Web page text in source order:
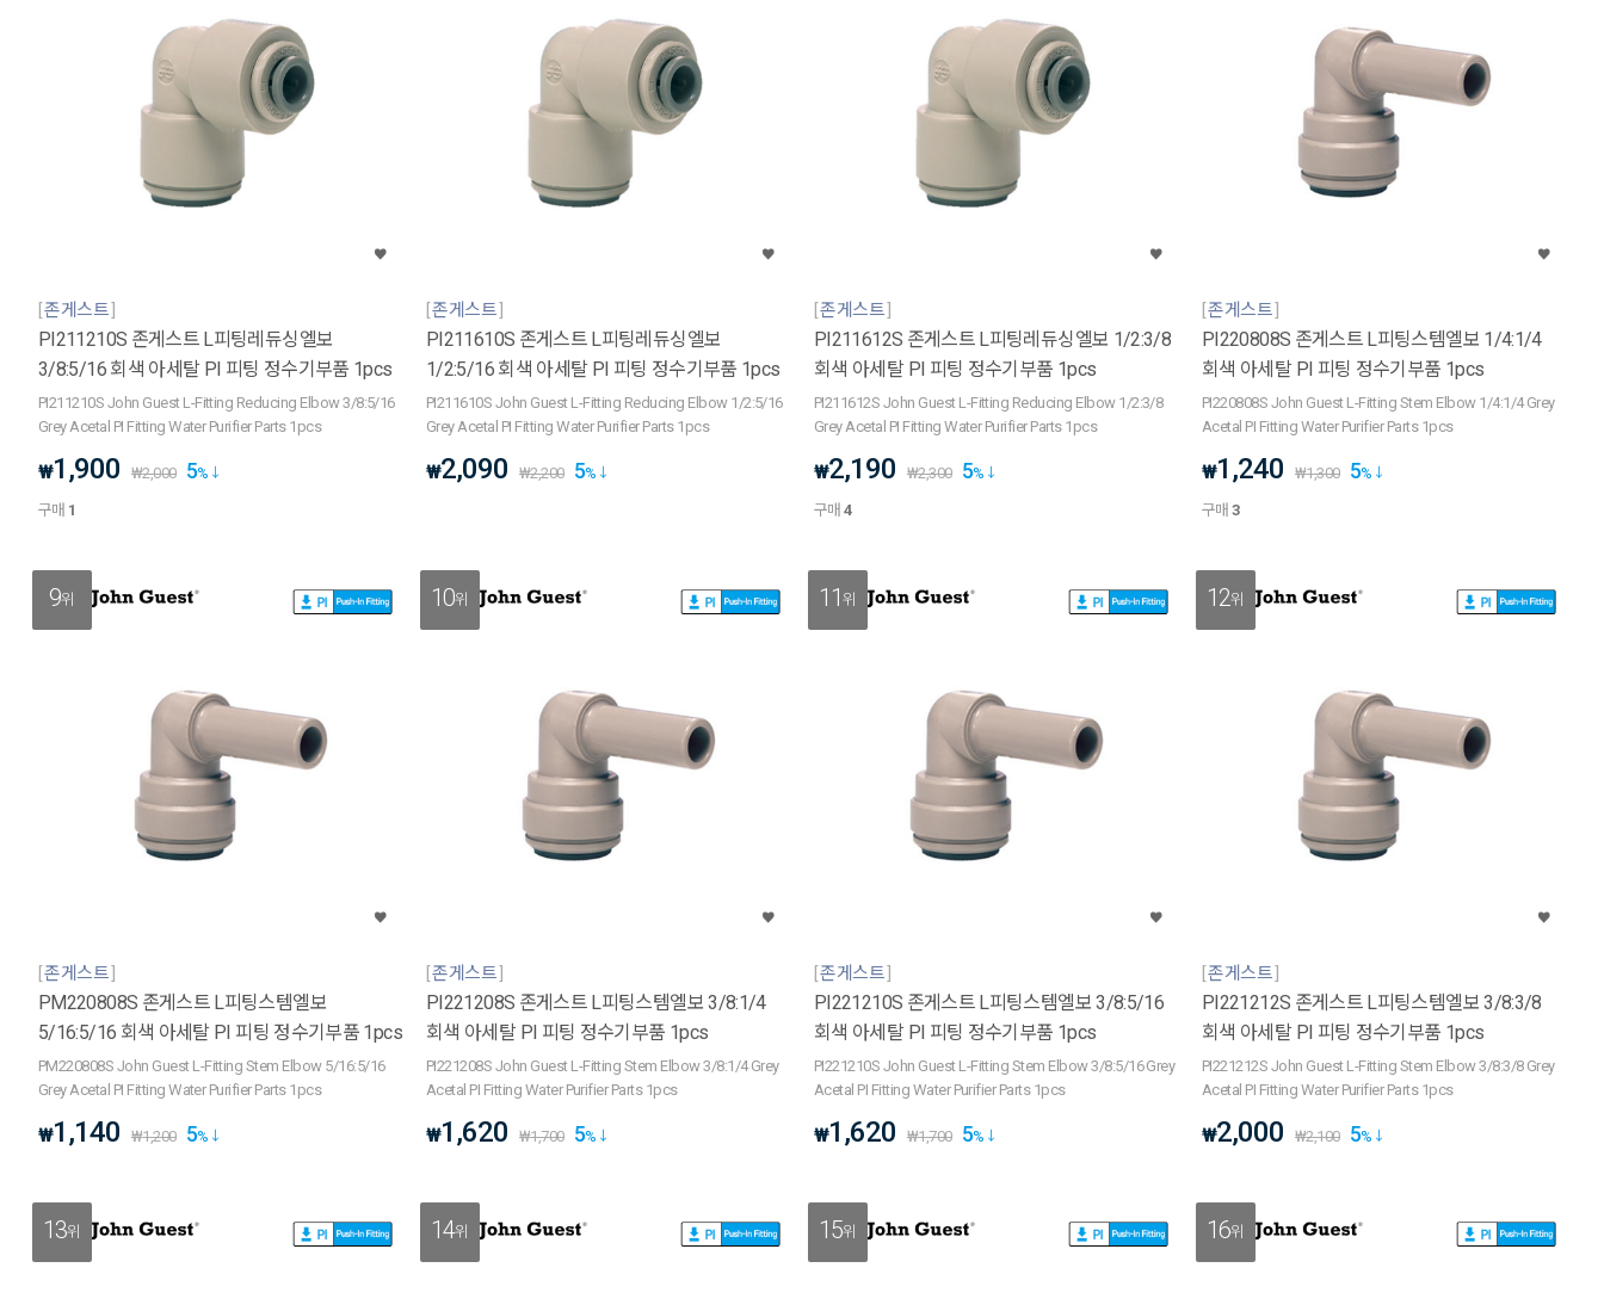
존게스트
PI211210S 존게스트 L피팅레듀싱엘보
3/8:5/16 회색 아세탈 PI 피팅 정수기부품 1pcs
PI211210S John Guest L-Fitting Reducing Elbow 3/8:5/16
Grey Acetal PI Fitting Water Purifier Parts 1pcs
₩1,900 ₩2,000 5%
구매 1
존게스트
PI211610S 존게스트 L피팅레듀싱엘보
1/2:5/16 회색 아세탈 PI 피팅 정수기부품 1pcs
PI211610S John Guest L-Fitting Reducing Elbow 1/2:5/16
Grey Acetal PI Fitting Water Purifier Parts 1pcs
₩2,090 ₩2,200 5%
존게스트
PI211612S 존게스트 L피팅레듀싱엘보 1/2:3/8
회색 아세탈 PI 피팅 정수기부품 1pcs
PI211612S John Guest L-Fitting Reducing Elbow 1/2:3/8
Grey Acetal PI Fitting Water Purifier Parts 1pcs
₩2,190 ₩2,300 5%
구매4
존게스트
PI220808S 존게스트 L피팅스템엘보 1/4:1/4
회색 아세탈 PI 피팅 정수기부품 1pcs
PI220808S John Guest L-Fitting Stem Elbow 1/4:1/4 Grey
Acetal PI Fitting Water Purifier Parts 1pcs
₩1,240 ₩1,300 5%
구매3
9위
존게스트
PM220808S 존게스트 L피팅스템엘보
5/16:5/16 회색 아세탈 PI 피팅 정수기부품 1pcs
PM220808S John Guest L-Fitting Stem Elbow 5/16:5/16
Grey Acetal PI Fitting Water Purifier Parts 1pcs
₩1,140 ₩1,200 5%
10위
존게스트
PI221208S 존게스트 L피팅스템엘보 3/8:1/4
회색 아세탈 PI 피팅 정수기부품 1pcs
PI221208S John Guest L-Fitting Stem Elbow 3/8:1/4 Grey
Acetal PI Fitting Water Purifier Parts 1pcs
₩1,620 ₩1,700 5%
11위
존게스트
PI221210S 존게스트 L피팅스템엘보 3/8:5/16
회색 아세탈 PI 피팅 정수기부품 1pcs
PI221210S John Guest L-Fitting Stem Elbow 3/8:5/16 Grey
Acetal PI Fitting Water Purifier Parts 1pcs
₩1,620 ₩1,700 5%
12위
존게스트
PI221212S 존게스트 L피팅스템엘보 3/8:3/8
회색 아세탈 PI 피팅 정수기부품 1pcs
PI221212S John Guest L-Fitting Stem Elbow 3/8:3/8 Grey
Acetal PI Fitting Water Purifier Parts 1pcs
₩2,000 ₩2,100 5%
13위 14위 15위 16위